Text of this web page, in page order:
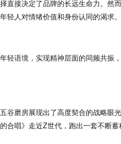
直接决定了品牌的长远生命力 。 然
轻人对情绪价值和身份认同的渴求。
轻语境 ，实现精神层面的同频共振
谷磨房展现出了高度契合的战略眼
合唱》走近Z世代， 跑出一套不断